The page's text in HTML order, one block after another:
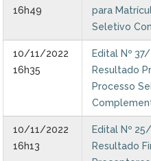
16h49
para
Seletivo
10/11/2022
16h35
Edital Nº
Resultado
Processo
10/11/2022
16h13
Edital Nº
Resultado